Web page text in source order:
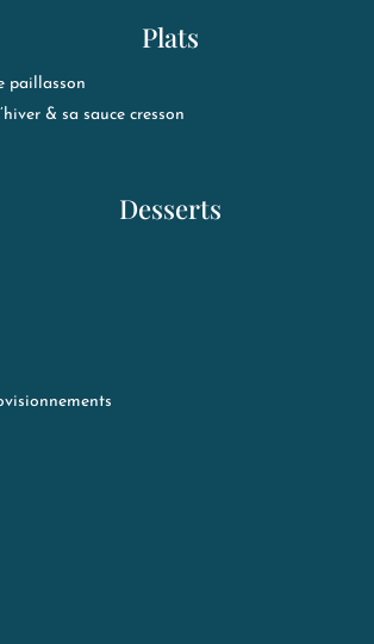
Plats
paillasson
& sa sauce cresson
Desserts